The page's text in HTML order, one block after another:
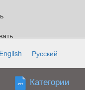
English Русский
Категории